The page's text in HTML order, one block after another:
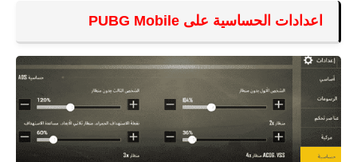
اعدادات الحساسية على PUBG Mobile